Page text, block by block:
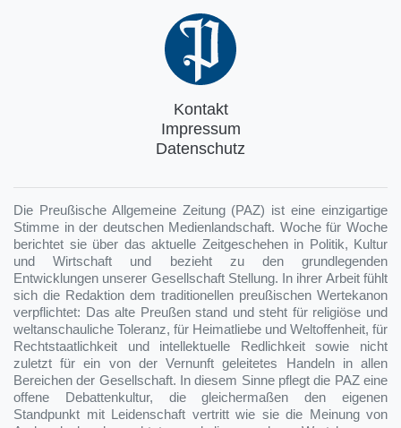
Kontakt
Impressum
Datenschutz
Die Preußische Allgemeine Zeitung (PAZ) ist eine einzigartige
Stimme in der deutschen Medienlandschaft. Woche für Woche
berichtet sie über das aktuelle Zeitgeschehen in Politik, Kultur
und Wirtschaft und bezieht zu den grundlegenden
Entwicklungen unserer Gesellschaft Stellung. In ihrer Arbeit fühlt
sich die Redaktion dem traditionellen preußischen Wertekanon
verpflichtet: Das alte Preußen stand und steht für religiöse und
weltanschauliche Toleranz, für Heimatliebe und Weltoffenheit, für
Rechtstaatlichkeit und intellektuelle Redlichkeit sowie nicht
zuletzt für ein von der Vernunft geleitetes Handeln in allen
Bereichen der Gesellschaft. In diesem Sinne pflegt die PAZ eine
offene Debattenkultur, die gleichermaßen den eigenen
Standpunkt mit Leidenschaft vertritt wie sie die Meinung von